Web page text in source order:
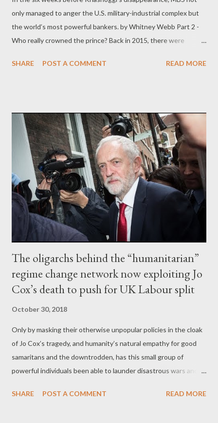
only managed to anger the U.S. military-industrial complex but
the world’s most powerful bankers. by Whitney Webb Part 2 -
Who really crowned the prince? Back in 2015, there were
power struggle in the Saudi royal family was brewing. Notably,
destabilizing influence who was responsible for the new Saudi “
impulsive policy of intervention. ” It went on to warn that MBS,
then head of the Saudi Defense Ministry and an economic
council aimed at overhauling the country’s oil-dependent
economy, was seeking to dramatically concentrate power in his
hands. Doing so, the memo warned, “ harbours a latent risk that
in seeking to establish himself in the line of succession in his
father’s l...
SHARE POST A COMMENT READ MORE
The oligarchs behind the “humanitarian”
regime change network now exploiting Jo
Cox’s death to push for UK Labour split
October 30, 2018
Only by masking their otherwise unpopular policies in the cloak
of Jo Cox’s tragedy, and humanity’s natural empathy for good
samaritans and the downtrodden, has this small group of
powerful individuals been able to launder disastrous wars and
Beeley and Whitney Webb Part 3 - Who is Jeffrey Skoll?
SHARE POST A COMMENT READ MORE